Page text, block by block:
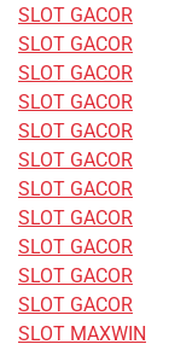
SLOT GACOR
SLOT GACOR
SLOT GACOR
SLOT GACOR
SLOT GACOR
SLOT GACOR
SLOT GACOR
SLOT GACOR
SLOT GACOR
SLOT GACOR
SLOT GACOR
SLOT MAXWIN